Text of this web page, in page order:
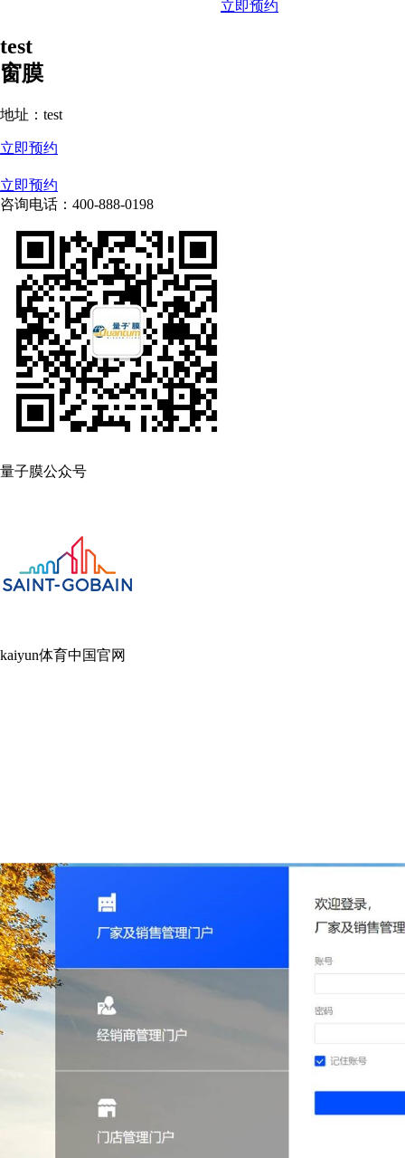
立即预约
test
窗膜
地址：test
立即预约
立即预约
咨询电话：400-888-0198
量子膜公众号
kaiyun体育中国官网